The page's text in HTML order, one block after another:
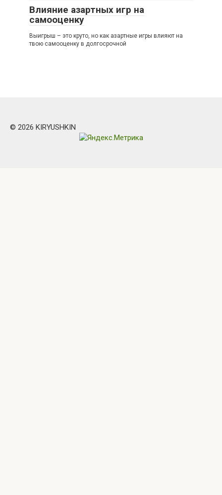
Влияние азартных игр на
самооценку
Выигрыш – это круто, но как азартные игры влияют на
твою самооценку в долгосрочной
© 2026 KIRYUSHKIN